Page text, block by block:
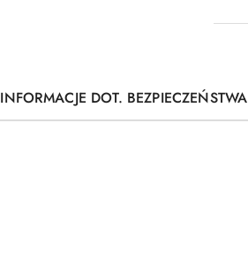
INFORMACJE DOT. BEZPIECZEŃSTWA